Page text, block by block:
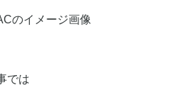
のイメージ画像
では